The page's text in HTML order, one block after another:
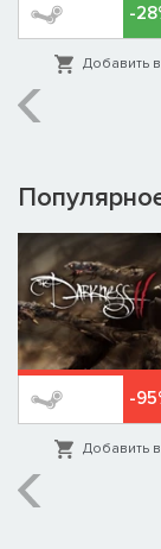
амуниции, вы
на 16 игроков,
ленты.
Если вы не
можно собрать
-
Добавить
-
Добавить